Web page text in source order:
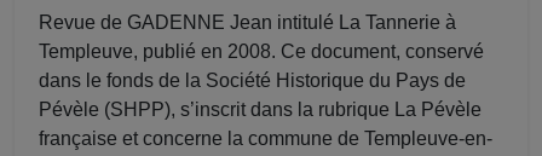
Revue de GADENNE Jean intitulé La Tannerie à
Templeuve, publié en 2008. Ce document, conservé
dans le fonds de la Société Historique du Pays de
Pévèle (SHPP), s’inscrit dans la rubrique La Pévèle
française et concerne la commune de Templeuve-en-